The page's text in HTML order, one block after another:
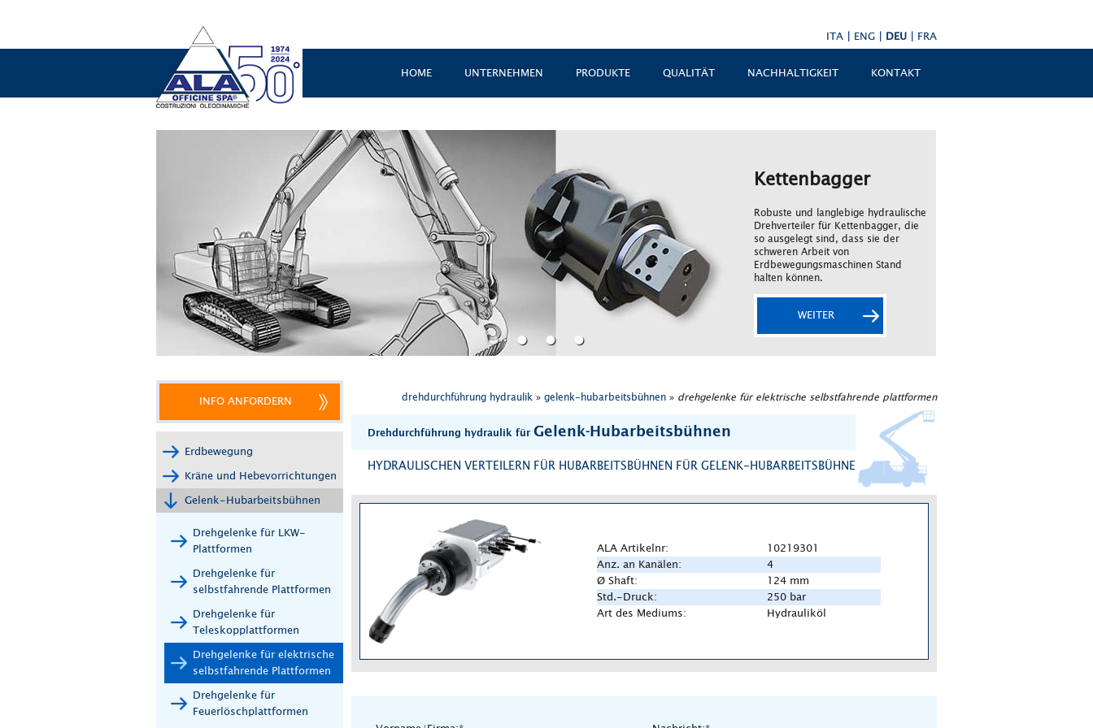
FRA
|
DEU
|
ENG
|
ITA
KONTAKT
NACHHALTIGKEIT
QUALITÄT
PRODUKTE
UNTERNEHMEN
HOME
Kettenbagger
Robuste und langlebige hydraulische
Drehverteiler für Kettenbagger, die
so ausgelegt sind, dass sie der
schweren Arbeit von
Erdbewegungsmaschinen Stand
halten können.
WEITER
Geländekräne
Drehdurchführungen für
Geländekräne, die durch hohe
Anzahl von Durchgängen
charakterisiert und geeignet für die
Übertragung verschiedener
Flüssigkeiten sind.
WEITER
Rotierende
Komplexe Drehverteiler für
rotierende Teleskoplader, die mit
elektrischen Schleifringen für die
Übertragung von Leistungs- und CAN
BUS-Signalen ausgestattet sind.
WEITER
Hubarbeitsbühnen
Hydraulische Drehverteiler für
Teleskop-Hubarbeitsbühnen, die
stets mit einer elektrischen
Hochleistungsanwendung
ausgestattet oder zumindest dafür
vorgerüstet sind.
WEITER
INFO ANFORDERN
Erdbewegung
Kräne und Hebevorrichtungen
Gelenk-Hubarbeitsbühnen
Drehgelenke für LKW-
Plattformen
Drehgelenke für
selbstfahrende Plattformen
Drehgelenke für
Teleskopplattformen
Drehgelenke für elektrische
selbstfahrende Plattformen
Drehgelenke für
Feuerlöschplattformen
drehdurchführung hydraulik » gelenk-hubarbeitsbühnen » drehgelenke für elektrische selbstfahrende plattformen
Drehdurchführung hydraulik für Gelenk-Hubarbeitsbühnen
HYDRAULISCHEN VERTEILERN FÜR HUBARBEITSBÜHNEN FÜR GELENK-HUBARBEITSBÜHNEN
ALA Artikelnr:
10219301
Anz. an Kanälen:
4
Ø Shaft:
124 mm
Std.-Druck:
250 bar
Art des Mediums:
Hydrauliköl